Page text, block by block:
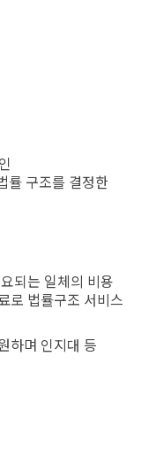
률 구조를 결정한
되는 일체의 비용
로 법률구조 서비스
하며 인지대 등